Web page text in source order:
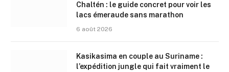
Chaltén : le guide concret pour voir les
lacs émeraude sans marathon
6 août 2026
Kasikasima en couple au Suriname :
l’expédition jungle qui fait vraiment le